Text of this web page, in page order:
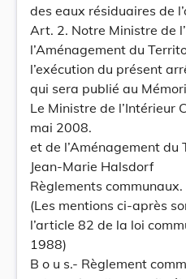
des eaux résiduaires de
Art. 2. Notre Ministre de
l’Aménagement du
l’exécution du présent
qui sera publié au
Le Ministre de l’Intérieur
mai 2008.
et de l’Aménagement du
Jean-Marie Halsdorf
Règlements communaux.
(Les mentions ci-après
l’article 82 de la loi
1988)
B o u s.- Règlement